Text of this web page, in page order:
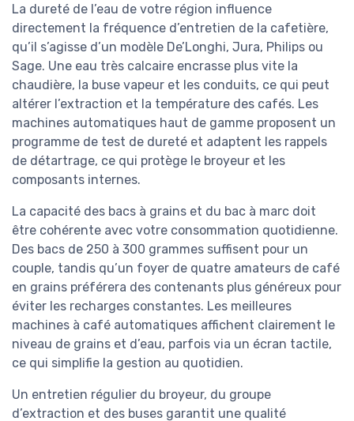
La dureté de l’eau de votre région influence
directement la fréquence d’entretien de la cafetière,
qu’il s’agisse d’un modèle De’Longhi, Jura, Philips ou
Sage. Une eau très calcaire encrasse plus vite la
chaudière, la buse vapeur et les conduits, ce qui peut
altérer l’extraction et la température des cafés. Les
machines automatiques haut de gamme proposent un
programme de test de dureté et adaptent les rappels
de détartrage, ce qui protège le broyeur et les
composants internes.
La capacité des bacs à grains et du bac à marc doit
être cohérente avec votre consommation quotidienne.
Des bacs de 250 à 300 grammes suffisent pour un
couple, tandis qu’un foyer de quatre amateurs de café
en grains préférera des contenants plus généreux pour
éviter les recharges constantes. Les meilleures
machines à café automatiques affichent clairement le
niveau de grains et d’eau, parfois via un écran tactile,
ce qui simplifie la gestion au quotidien.
Un entretien régulier du broyeur, du groupe
d’extraction et des buses garantit une qualité